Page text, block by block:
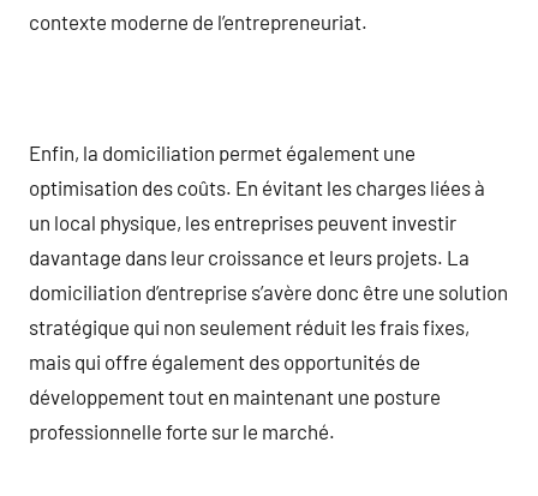
contexte moderne de l’entrepreneuriat.
Enfin, la domiciliation permet également une
optimisation des coûts. En évitant les charges liées à
un local physique, les entreprises peuvent investir
davantage dans leur croissance et leurs projets. La
domiciliation d’entreprise s’avère donc être une solution
stratégique qui non seulement réduit les frais fixes,
mais qui offre également des opportunités de
développement tout en maintenant une posture
professionnelle forte sur le marché.